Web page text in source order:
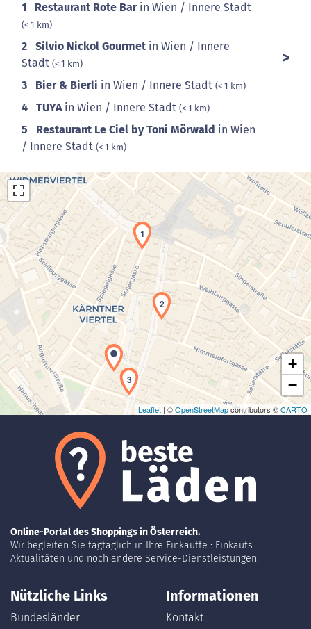
1 Restaurant Rote Barin Wien / Innere Stadt
(< 1 km)
2 Silvio Nickol Gourmet in Wien / Innere
Stadt (< 1 km)
3 Bier & Bierli in Wien / Innere Stadt (< 1 km)
4 TUYAin Wien / Innere Stadt (< 1 km)
5 Restaurant Le Ciel by Toni Mörwald in Wien
/ Innere Stadt (< 1 km)
Laden der Karte...
1
2
3
+
−
Leaflet | ©OpenStreetMapcontributors ©CARTO
Online-Portal des Shoppings in Österreich.
Wir begleiten Sie tagtäglich in Ihre Einkäuffe : Einkaufs
Aktualitäten und noch andere Service-Dienstleistungen.
Nützliche Links
Bundesländer
Informationen
Kontakt